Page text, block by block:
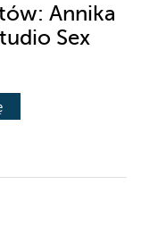
Annika
Sex